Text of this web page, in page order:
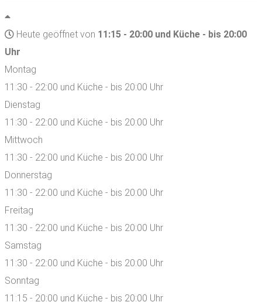
Heute geöffnet von 11:15 - 20:00 und Küche - bis 20:00
Uhr
Montag
11:30 - 22:00 und Küche - bis 20:00 Uhr
Dienstag
11:30 - 22:00 und Küche - bis 20:00 Uhr
Mittwoch
11:30 - 22:00 und Küche - bis 20:00 Uhr
Donnerstag
11:30 - 22:00 und Küche - bis 20:00 Uhr
Freitag
11:30 - 22:00 und Küche - bis 20:00 Uhr
Samstag
11:30 - 22:00 und Küche - bis 20:00 Uhr
Sonntag
11:15 - 20:00 und Küche - bis 20:00 Uhr